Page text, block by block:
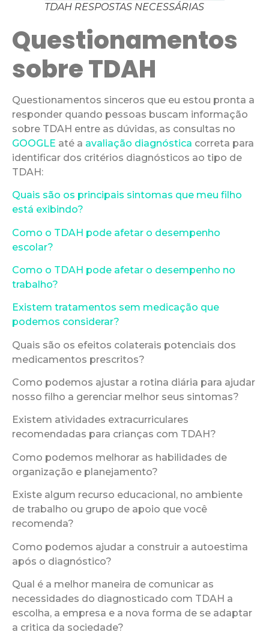
TDAH RESPOSTAS NECESSÁRIAS
Questionamentos
sobre TDAH
Questionamentos sinceros que eu estou pronta a
responder quando pessoas buscam informação
sobre TDAH entre as dúvidas, as consultas no
GOOGLE até a avaliação diagnóstica correta para
identificar dos critérios diagnósticos ao tipo de
TDAH:
Quais são os principais sintomas que meu filho
está exibindo?
Como o TDAH pode afetar o desempenho
escolar?
Como o TDAH pode afetar o desempenho no
trabalho?
Existem tratamentos sem medicação que
podemos considerar?
Quais são os efeitos colaterais potenciais dos
medicamentos prescritos?
Como podemos ajustar a rotina diária para ajudar
nosso filho a gerenciar melhor seus sintomas?
Existem atividades extracurriculares
recomendadas para crianças com TDAH?
Como podemos melhorar as habilidades de
organização e planejamento?
Existe algum recurso educacional, no ambiente
de trabalho ou grupo de apoio que você
recomenda?
Como podemos ajudar a construir a autoestima
após o diagnóstico?
Qual é a melhor maneira de comunicar as
necessidades do diagnosticado com TDAH a
escolha, a empresa e a nova forma de se adaptar
a critica da sociedade?